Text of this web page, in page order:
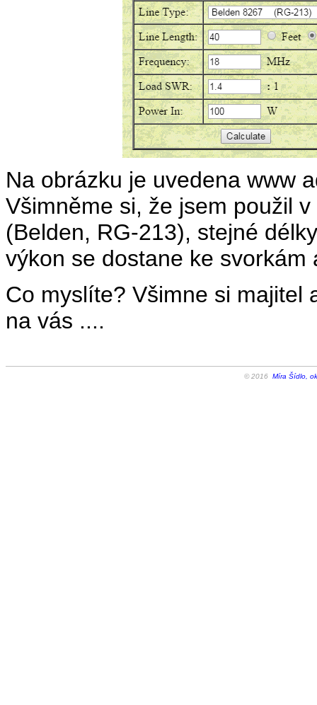
Na obrázku je uvedena www
Všimněme si, že jsem použil
(Belden, RG-213), stejné
výkon se dostane ke svorkám
Co myslíte? Všimne si majitel
na vás ....
© 2016 Míra Šídlo,